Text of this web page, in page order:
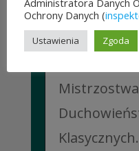
Collegium
Pelplinie
Ochrony Danych (
Ustawienia Zgoda